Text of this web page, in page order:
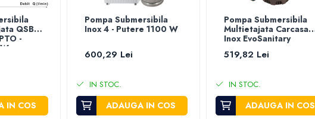
QSB-
-
IN COS
Pompa Submersibila
Inox 4 - Putere 1100 W
600,29 Lei
IN STOC.
ADAUGA IN COS
Pompa Submersibila
Multietajata Carcasa
Inox EvoSanitary
519,82 Lei
IN STOC.
ADAUGA IN COS